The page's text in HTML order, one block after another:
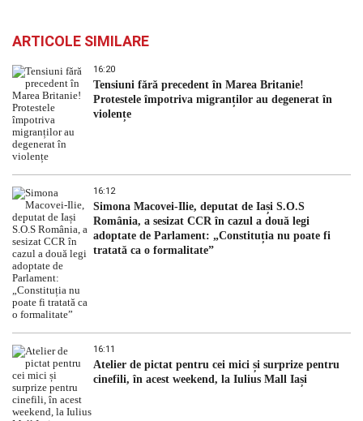
ARTICOLE SIMILARE
16:20
Tensiuni fără precedent în Marea Britanie!
Protestele împotriva migranților au degenerat în
violențe
16:12
Simona Macovei-Ilie, deputat de Iași S.O.S
România, a sesizat CCR în cazul a două legi
adoptate de Parlament: „Constituția nu poate fi
tratată ca o formalitate”
16:11
Atelier de pictat pentru cei mici și surprize pentru
cinefili, în acest weekend, la Iulius Mall Iași